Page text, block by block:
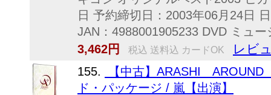
日 予約締切日：2003年06月24日
JAN：4988001905233 DVD ミュ
3,462円
税込 送料込 カードOK レビ
155.
【中古】ARASHI
ド・パッケージ / 嵐【出演】